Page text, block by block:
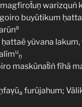
magfiroẗuṇ warizquṅ
goiro buyūtikum
a
yùvana
u
ṇ
maskūnaẗiṅ fīhā
a furūjahum;